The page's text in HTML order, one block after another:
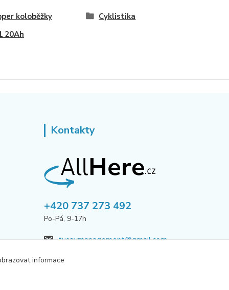
koloběžky
Cyklistika
20Ah
Kontakty
+420 737 273 492
Po-Pá, 9-17h
tusavmanagement@gmail.com
informace